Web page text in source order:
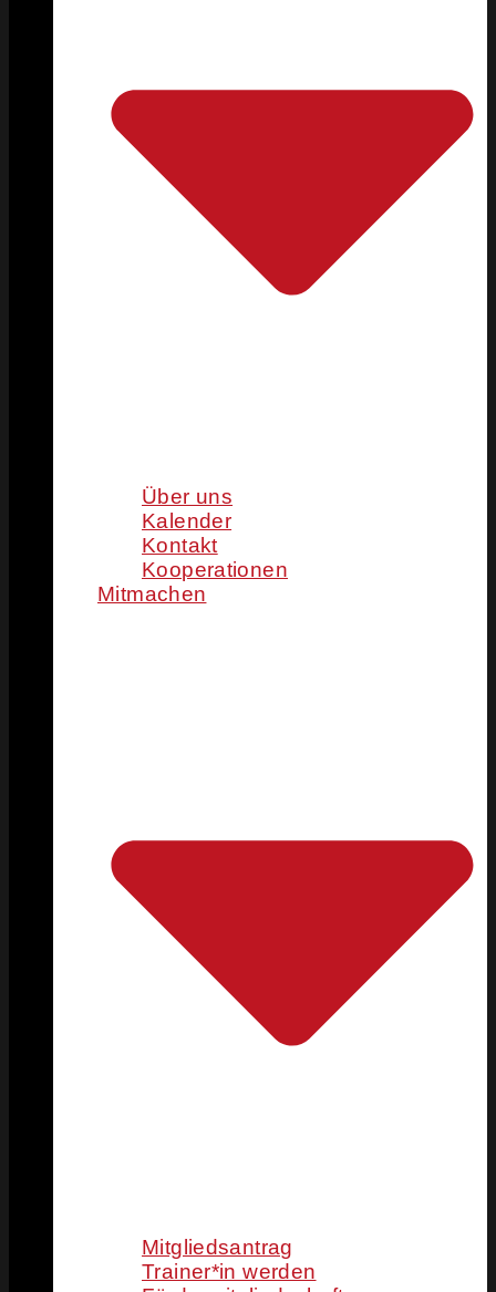
Über uns
Kalender
Kontakt
Kooperationen
Mitmachen
Mitgliedsantrag
Trainer*in werden